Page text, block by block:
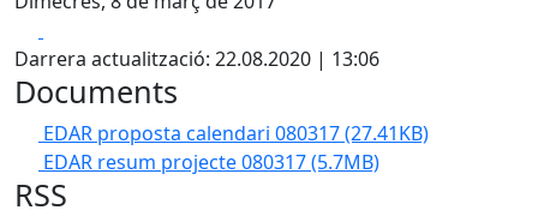
Darrera actualització: 22.08.2020 | 13:06
Documents
EDAR proposta calendari 080317(27.41KB)
EDAR resum projecte 080317(5.7MB)
RSS